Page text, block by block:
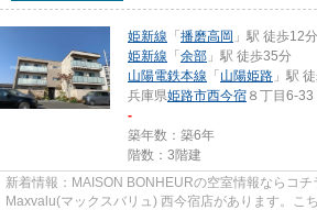
姫新線 「播磨高岡 」駅 徒歩12分
姫新線 「余部 」駅 徒歩35分
山陽電鉄本線 「山陽姫路 」駅
兵庫県姫路市西今宿 ８丁目6-33
-
築年数：築6年
階数：3階建
新着情報：MAISON BONHEURの空室情報ならコチ
Maxvalu(マックスバリュ) 西今宿店があります。こ